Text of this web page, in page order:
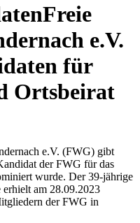
Freie
e.V.
für
Ortsbeirat
e.V. (FWG) gibt
der FWG für das
wurde. Der 39-jährige
am 28.09.2023
der FWG in